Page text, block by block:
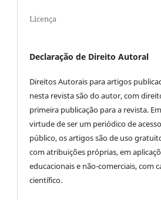
Licença
Declaração de Direito Autoral
Direitos Autorais para artigos
nesta revista são do autor, com
primeira publicação para a revista.
virtude de ser um periódico de
público, os artigos são de uso
com atribuições próprias, em
educacionais e não-comerciais, com
científico.